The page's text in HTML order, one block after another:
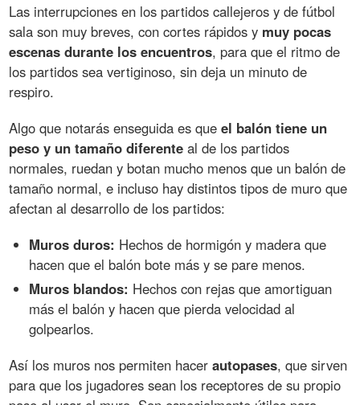
Las interrupciones en los partidos callejeros y de fútbol
sala son muy breves, con cortes rápidos y muy pocas
escenas durante los encuentros, para que el ritmo de
los partidos sea vertiginoso, sin deja un minuto de
respiro.
Algo que notarás enseguida es queel balón tiene un
peso y un tamaño diferente al de los partidos
normales, ruedan y botan mucho menos que un balón de
tamaño normal, e incluso hay distintos tipos de muro que
afectan al desarrollo de los partidos:
Muros duros: Hechos de hormigón y madera que
hacen que el balón bote más y se pare menos.
Muros blandos: Hechos con rejas que amortiguan
más el balón y hacen que pierda velocidad al
golpearlos.
Así los muros nos permiten hacerautopases, que sirven
para que los jugadores sean los receptores de su propio